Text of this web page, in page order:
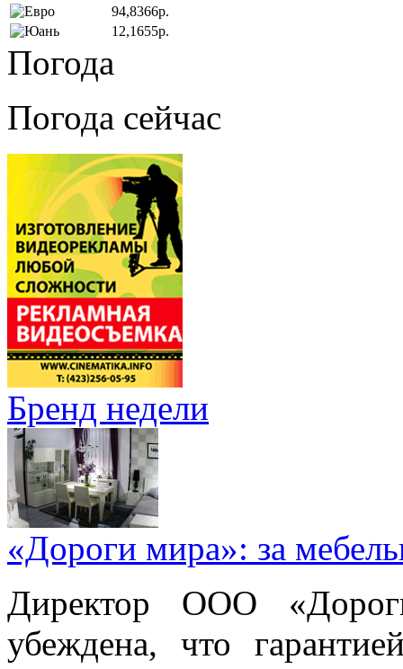
94,8366р.
12,1655р.
Погода
Погода сейчас
Бренд недели
«Дороги мира»: за
Директор ООО
убеждена, что